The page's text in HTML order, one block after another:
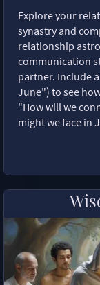
Explore your
synastry and
relationship
communication
partner. Include
June") to see
"How will we
might we face in